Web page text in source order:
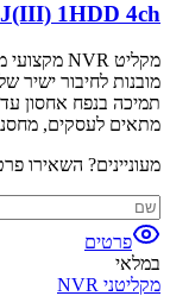
1HDD 4ch
מתאים לעסקים,
מעוניינים? השאירו
פרטים
במלאי
מקליטני NVR